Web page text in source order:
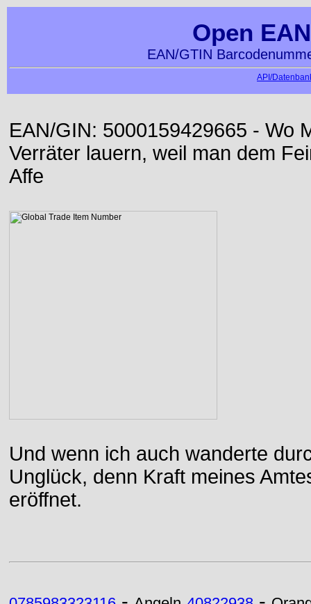
Open
EAN/GTIN
API/
EAN/GIN: 5000159429665 - Wo
Verräter lauern, weil man dem
Affe
Und wenn ich auch wanderte
Unglück, denn Kraft meines
eröffnet.